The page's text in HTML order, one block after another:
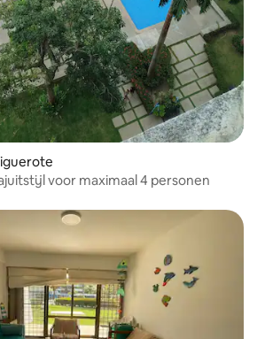
voor maximaal 4 personen